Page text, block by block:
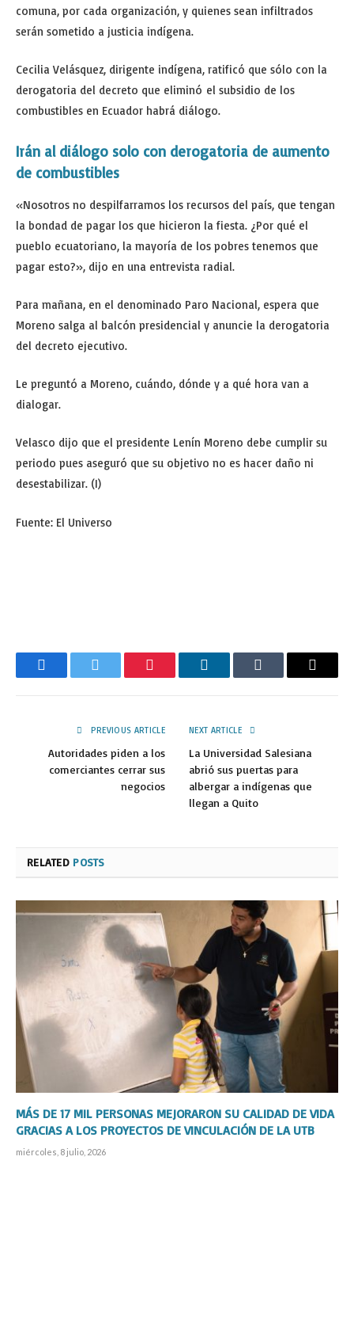
comuna, por cada organización, y quienes sean infiltrados
serán sometido a justicia indígena.
Cecilia Velásquez, dirigente indígena, ratificó que sólo con la
derogatoria del decreto que eliminó el subsidio de los
combustibles en Ecuador habrá diálogo.
Irán al diálogo solo con derogatoria de aumento
de combustibles
«Nosotros no despilfarramos los recursos del país, que tengan
la bondad de pagar los que hicieron la fiesta. ¿Por qué el
pueblo ecuatoriano, la mayoría de los pobres tenemos que
pagar esto?», dijo en una entrevista radial.
Para mañana, en el denominado Paro Nacional, espera que
Moreno salga al balcón presidencial y anuncie la derogatoria
del decreto ejecutivo.
Le preguntó a Moreno, cuándo, dónde y a qué hora van a
dialogar.
Velasco dijo que el presidente Lenín Moreno debe cumplir su
periodo pues aseguró que su objetivo no es hacer daño ni
desestabilizar. (I)
Fuente: El Universo
FacebookTwitter Pinterest LinkedInTumblr Email
PREVIOUS ARTICLE
Autoridades piden a los
comerciantes cerrar sus
negocios
NEXT ARTICLE
La Universidad Salesiana
abrió sus puertas para
albergar a indígenas que
llegan a Quito
RELATED POSTS
MÁS DE 17 MIL PERSONAS MEJORARON SU CALIDAD DE VIDA
GRACIAS A LOS PROYECTOS DE VINCULACIÓN DE LA UTB
miércoles, 8 julio, 2026